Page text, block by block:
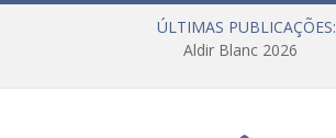
ÚLTIMAS PUBLICAÇÕES:
Aldir Blanc 2026